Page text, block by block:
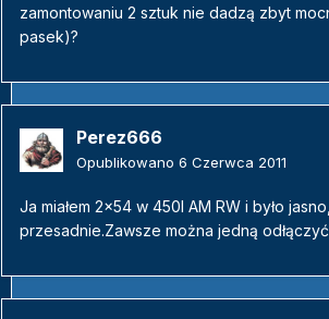
zamontowaniu 2 sztuk nie dadzą zbyt
pasek)?
Perez666
Opublikowano 6 Czerwca 2011
Ja miałem 2x54 w 450l AM RW i było
przesadnie.Zawsze można jedną